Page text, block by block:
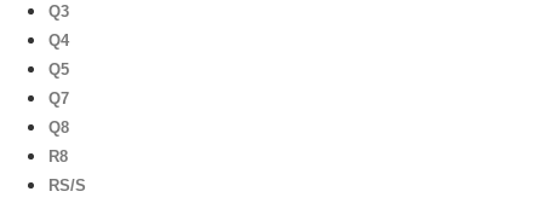
Q3
Q4
Q5
Q7
Q8
R8
RS/S